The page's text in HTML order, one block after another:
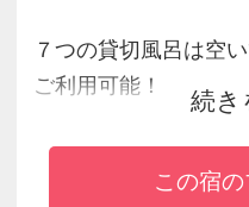
７つの貸切風呂は空
ご利用可能！
選べる色浴衣に子供
ペースも充実の宿♪目
イキング、ライブキ
続き
この宿